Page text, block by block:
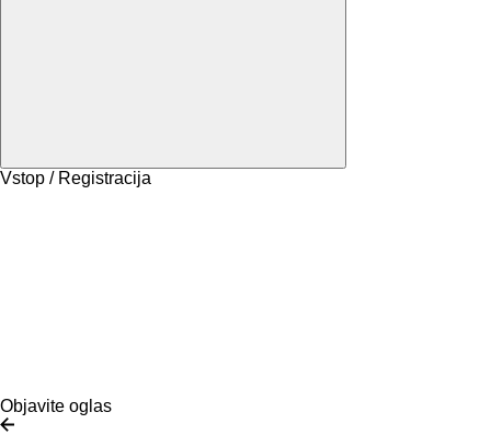
Vstop / Registracija
Objavite oglas